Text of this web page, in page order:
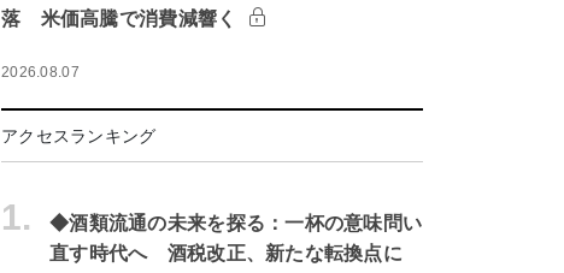
落 米価高騰で消費減響く
2026.08.07
アクセスランキング
1.
◆酒類流通の未来を探る：一杯の意味問い
直す時代へ 酒税改正、新たな転換点に